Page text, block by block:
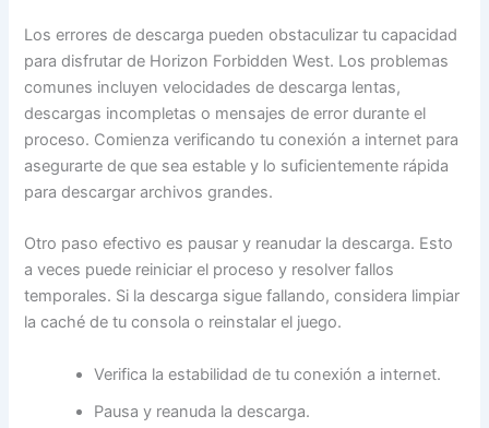
Los errores de descarga pueden obstaculizar tu capacidad
para disfrutar de Horizon Forbidden West. Los problemas
comunes incluyen velocidades de descarga lentas,
descargas incompletas o mensajes de error durante el
proceso. Comienza verificando tu conexión a internet para
asegurarte de que sea estable y lo suficientemente rápida
para descargar archivos grandes.
Otro paso efectivo es pausar y reanudar la descarga. Esto
a veces puede reiniciar el proceso y resolver fallos
temporales. Si la descarga sigue fallando, considera limpiar
la caché de tu consola o reinstalar el juego.
Verifica la estabilidad de tu conexión a internet.
Pausa y reanuda la descarga.